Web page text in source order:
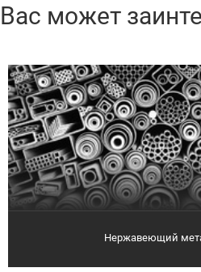
Вас может
Нержавеющий